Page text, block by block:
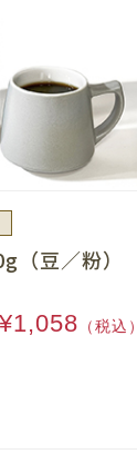
豆／粉）
¥1,058 （税込）